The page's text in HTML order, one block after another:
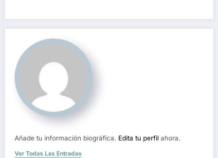
Añade tu información biográfica. Edita tu perfil ahora.
Ver Todas Las Entradas